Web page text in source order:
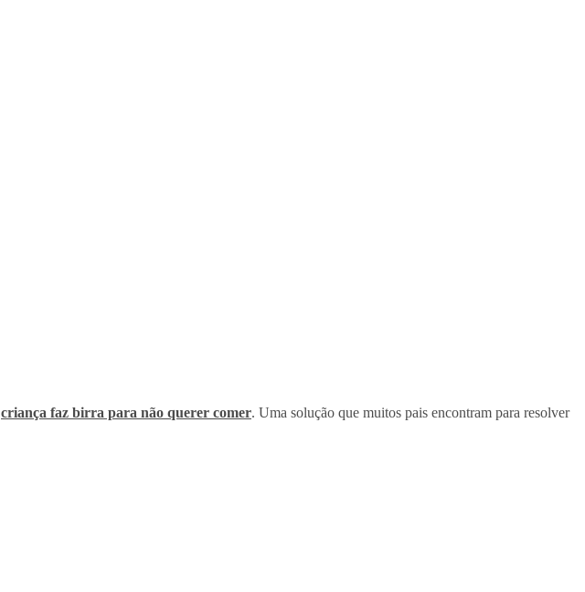
criança faz birra para não querer comer. Uma solução que muitos pais encontram para resolver